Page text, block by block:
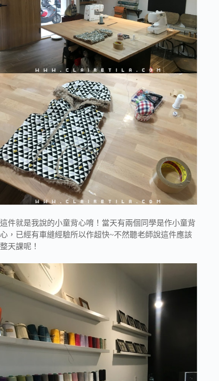
這件就是我說的小童背心唷！當天有兩個同學是作小童背
心，已經有車縫經驗所以作超快~不然聽老師說這件應該
整天課呢！